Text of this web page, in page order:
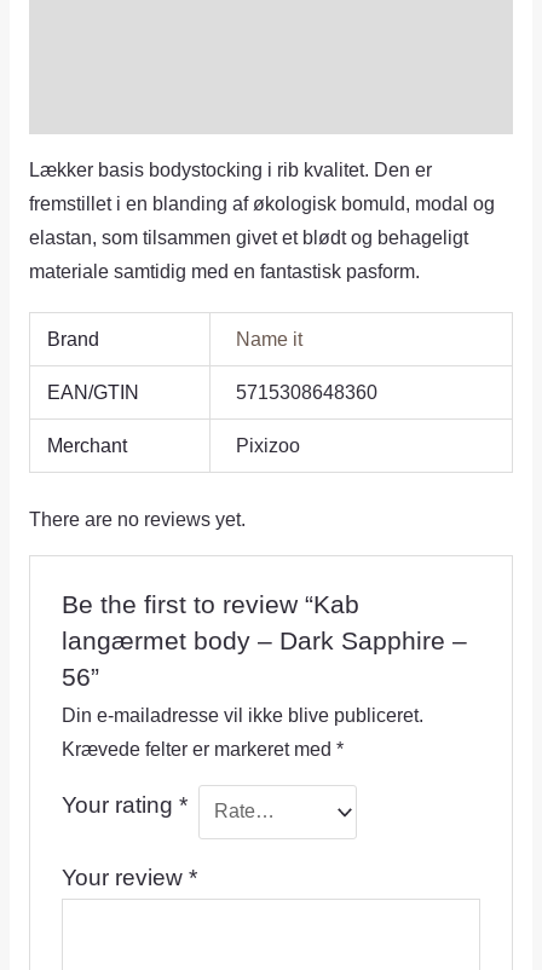
Lækker basis bodystocking i rib kvalitet. Den er
fremstillet i en blanding af økologisk bomuld, modal og
elastan, som tilsammen givet et blødt og behageligt
materiale samtidig med en fantastisk pasform.
Brand Name it
EAN/GTIN 5715308648360
Merchant Pixizoo
There are no reviews yet.
Be the first to review “Kab
langærmet body – Dark Sapphire –
56”
Din e-mailadresse vil ikke blive publiceret.
Krævede felter er markeret med *
Your rating *
Your review *